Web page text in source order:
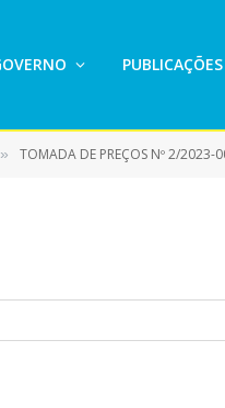
PUBLICAÇÕES
» TOMADA DE PREÇOS Nº 2/2023-004-FMS